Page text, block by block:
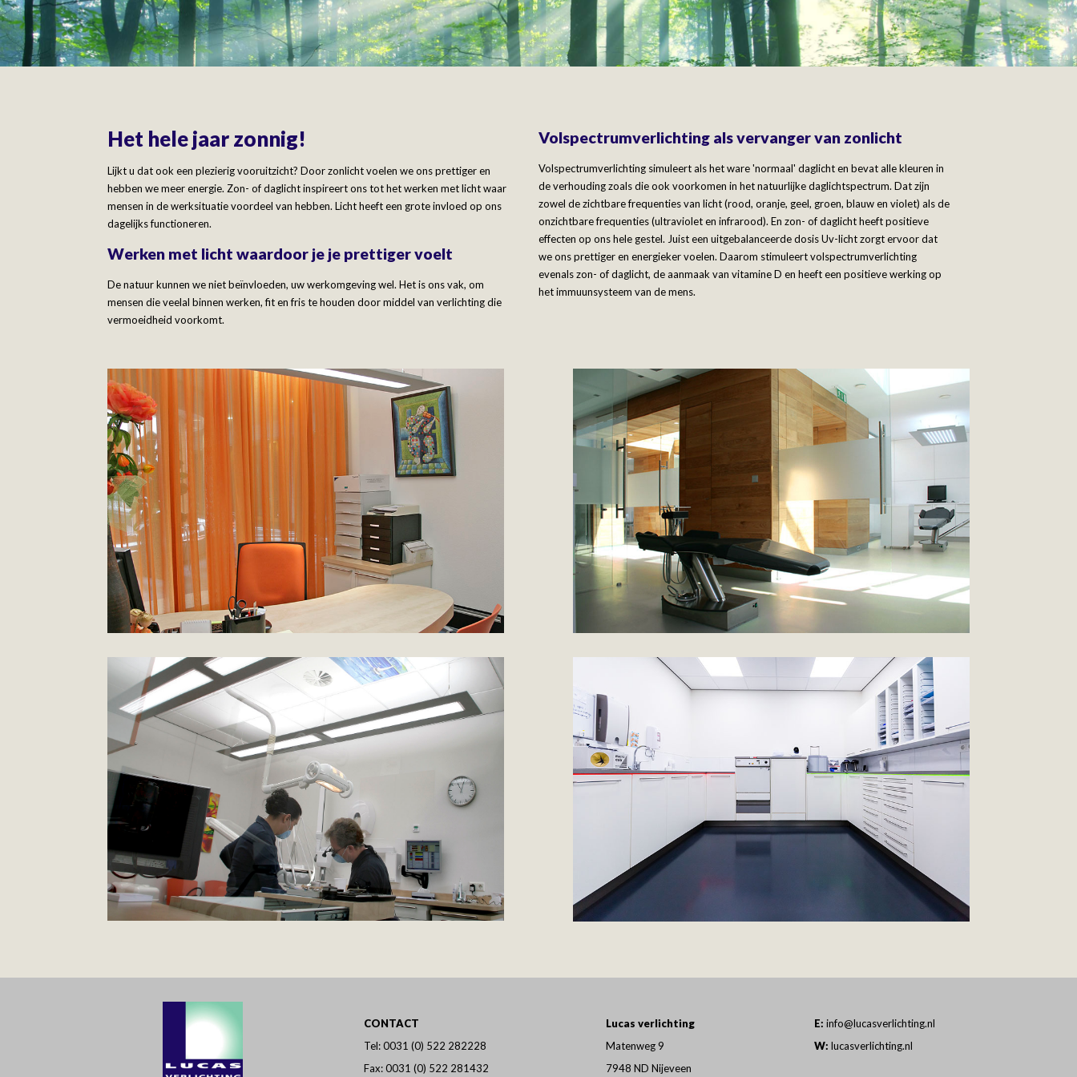
Het hele jaar zonnig!
Lijkt u dat ook een plezierig vooruitzicht? Door zonlicht voelen we ons prettiger en
hebben we meer energie. Zon- of daglicht inspireert ons tot het werken met licht waar
mensen in de werksituatie voordeel van hebben. Licht heeft een grote invloed op ons
dagelijks functioneren.
Werken met licht waardoor je je prettiger voelt
De natuur kunnen we niet beïnvloeden, uw werkomgeving wel. Het is ons vak, om
mensen die veelal binnen werken, fit en fris te houden door middel van verlichting die
vermoeidheid voorkomt.
Volspectrumverlichting als vervanger van zonlicht
Volspectrumverlichting simuleert als het ware 'normaal' daglicht en bevat alle kleuren in
de verhouding zoals die ook voorkomen in het natuurlijke daglichtspectrum. Dat zijn
zowel de zichtbare frequenties van licht (rood, oranje, geel, groen, blauw en violet) als de
onzichtbare frequenties (ultraviolet en infrarood). En zon- of daglicht heeft positieve
effecten op ons hele gestel. Juist een uitgebalanceerde dosis Uv-licht zorgt ervoor dat
we ons prettiger en energieker voelen. Daarom stimuleert volspectrumverlichting
evenals zon- of daglicht, de aanmaak van vitamine D en heeft een positieve werking op
het immuunsysteem van de mens.
CONTACT
Tel:0031 (0) 522 282228
Fax: 0031 (0) 522 281432
Lucas verlichting
Matenweg 9
7948 ND Nijeveen
E: info@lucasverlichting.nl
W: lucasverlichting.nl